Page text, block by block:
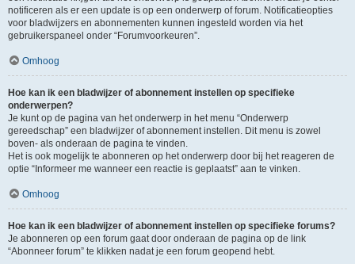
notificeren als er een update is op een onderwerp of forum. Notificatieopties
voor bladwijzers en abonnementen kunnen ingesteld worden via het
gebruikerspaneel onder “Forumvoorkeuren”.
Omhoog
Hoe kan ik een bladwijzer of abonnement instellen op specifieke
onderwerpen?
Je kunt op de pagina van het onderwerp in het menu “Onderwerp
gereedschap” een bladwijzer of abonnement instellen. Dit menu is zowel
boven- als onderaan de pagina te vinden.
Het is ook mogelijk te abonneren op het onderwerp door bij het reageren de
optie “Informeer me wanneer een reactie is geplaatst” aan te vinken.
Omhoog
Hoe kan ik een bladwijzer of abonnement instellen op specifieke forums?
Je abonneren op een forum gaat door onderaan de pagina op de link
“Abonneer forum” te klikken nadat je een forum geopend hebt.